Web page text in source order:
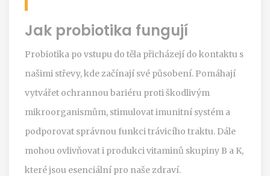
Jak probiotika fungují
Probiotika po vstupu do těla přicházejí do kontaktu s
našimi střevy, kde začínají své působení. Pomáhají
vytvářet ochrannou bariéru proti škodlivým
mikroorganismům, stimulovat imunitní systém a
podporovat správnou funkci trávicího traktu. Dále
mohou ovlivňovat i produkci vitaminů skupiny B a K,
které jsou esenciální pro naše zdraví.